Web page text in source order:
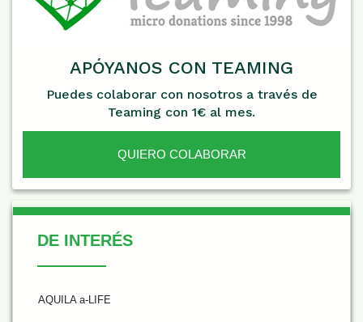
APÓYANOS CON TEAMING
Puedes colaborar con nosotros a través de
Teaming con 1€ al mes.
QUIERO COLABORAR
De Interés
DE INTERÉS
AQUILA a-LIFE